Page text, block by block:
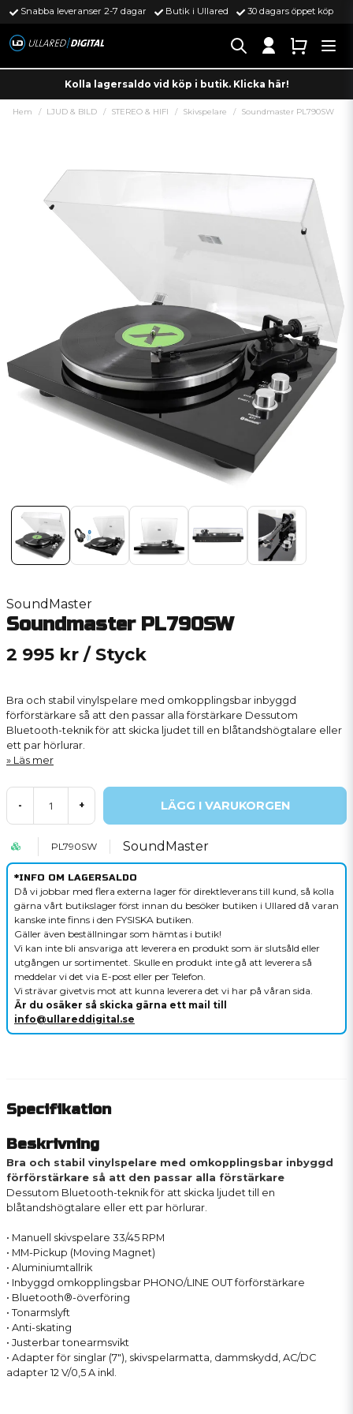
Snabba leveranser 2-7 dagar Butik i Ullared 30 dagars öppet köp
Kolla lagersaldo vid köp i butik. Klicka här!
Hem LJUD & BILD STEREO & HIFI Skivspelare Soundmaster PL790SW
SoundMaster
Soundmaster PL790SW
2 995 kr / Styck
Bra och stabil vinylspelare med omkopplingsbar inbyggd
förförstärkare så att den passar alla förstärkare Dessutom
Bluetooth-teknik för att skicka ljudet till en blåtandshögtalare eller
ett par hörlurar.
Läs mer
- + LÄGG I VARUKORGEN
PL790SW SoundMaster
*INFO OM LAGERSALDO
Då vi jobbar med flera externa lager för direktleverans till kund, så kolla
gärna vårt butikslager först innan du besöker butiken i Ullared då varan
kanske inte finns i den FYSISKA butiken.
Gäller även beställningar som hämtas i butik!
Vi kan inte bli ansvariga att leverera en produkt som är slutsåld eller
utgången ur sortimentet. Skulle en produkt inte gå att leverera så
meddelar vi det via E-post eller per Telefon.
Vi strävar givetvis mot att kunna leverera det vi har på våran sida.
Är du osäker så skicka gärna ett mail till
info@ullareddigital.se
Beskrivning
Bra och stabil vinylspelare med omkopplingsbar inbyggd
förförstärkare så att den passar alla förstärkare
Dessutom Bluetooth-teknik för att skicka ljudet till en
blåtandshögtalare eller ett par hörlurar.
• Manuell skivspelare 33/45 RPM
• MM-Pickup (Moving Magnet)
• Aluminiumtallrik
• Inbyggd omkopplingsbar PHONO/LINE OUT förförstärkare
• Bluetooth®-överföring
• Tonarmslyft
• Anti-skating
• Justerbar tonearmsvikt
• Adapter för singlar (7"), skivspelarmatta, dammskydd, AC/DC
adapter 12 V/0,5 A inkl.
Specifikation